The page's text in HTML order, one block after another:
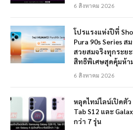
6 สิงหาคม 2026
โปรแรงแห่งปีที่
Pura 90s Series
สวยสมจริงทุกระย
สิทธิพิเศษสุดคุ้มห้า
6 สิงหาคม 2026
หลุดไทม์ไลน์เปิดตัว
Tab S12 และ
กว่า 7 รุ่น